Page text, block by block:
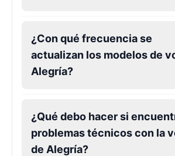
¿Con qué frecuencia se
actualizan los modelos de
Alegría?
¿Qué debo hacer si
problemas técnicos con la
de Alegría?